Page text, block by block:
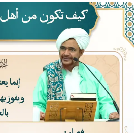
الصورة